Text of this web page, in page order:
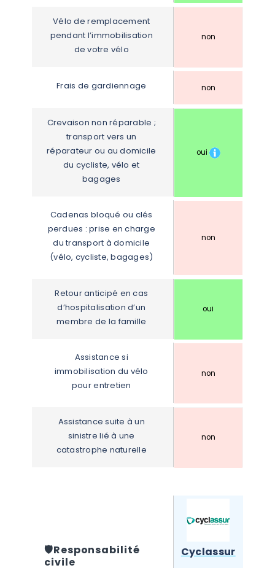
Vélo de remplacement
pendant l’immobilisation
de votre vélo
non
Frais de gardiennage non
Crevaison non réparable ;
transport vers un
réparateur ou au domicile
du cycliste, vélo et
bagages
oui
Cadenas bloqué ou clés
perdues : prise en charge
du transport à domicile
(vélo, cycliste, bagages)
non
Retour anticipé en cas
d’hospitalisation d’un
membre de la famille
oui
Assistance si
immobilisation du vélo
pour entretien
non
Assistance suite à un
sinistre lié à une
catastrophe naturelle
non
🛡️Responsabilité
civile
Cyclassur